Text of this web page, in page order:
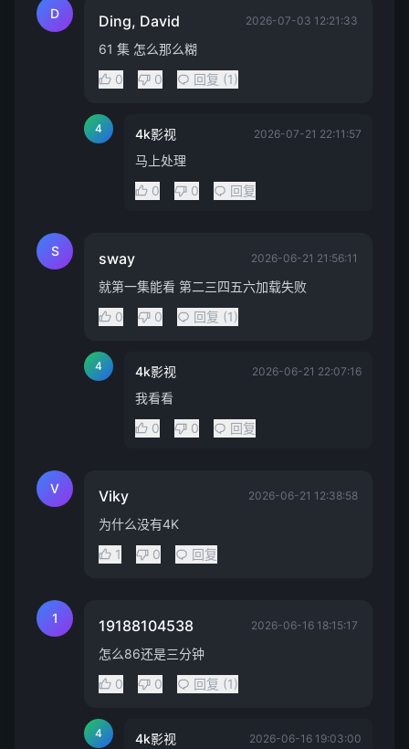
D Ding, David 2026-07-03 12:21:33
61 集 怎么那么糊
0
0 回复 (1)
4 4k影视 2026-07-21 22:11:57
马上处理
0
0 回复
S sway 2026-06-21 21:56:11
就第一集能看 第二三四五六加载失败
0
0 回复 (1)
4 4k影视 2026-06-21 22:07:16
我看看
0
0 回复
V Viky 2026-06-21 12:38:58
为什么没有4K
1
0 回复
1 19188104538 2026-06-16 18:15:17
怎么86还是三分钟
0
0 回复 (1)
4 4k影视 2026-06-16 19:03:00